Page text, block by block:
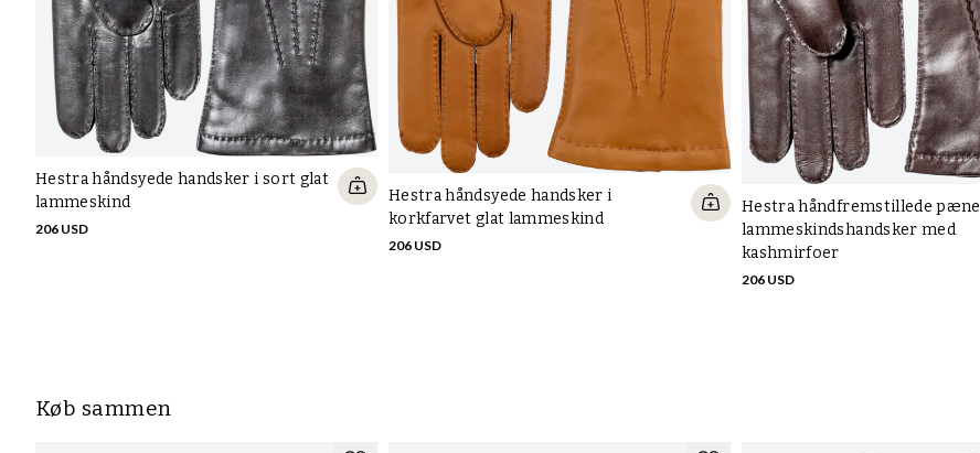
Hestra håndsyede handsker i sort glat
lammeskind
206 USD
Hestra håndsyede handsker i
korkfarvet glat lammeskind
206 USD
Hestra håndfremstillede pæne
lammeskindshandsker med
kashmirfoer
206 USD
Køb sammen